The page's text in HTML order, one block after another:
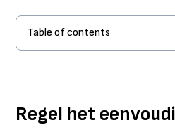
Regel het
Table of contents